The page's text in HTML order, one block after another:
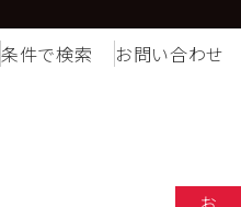
条件で検索 お問い合わせ